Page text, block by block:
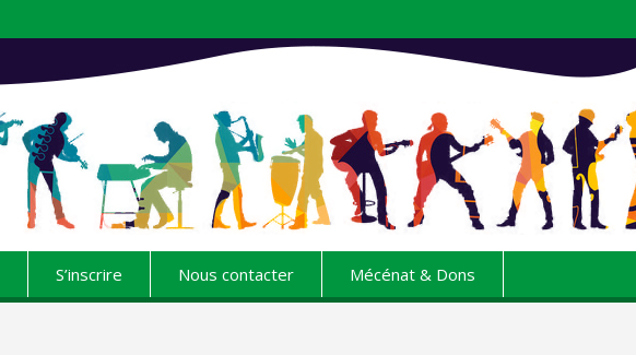
S’inscrire Nous contacter Mécénat & Dons